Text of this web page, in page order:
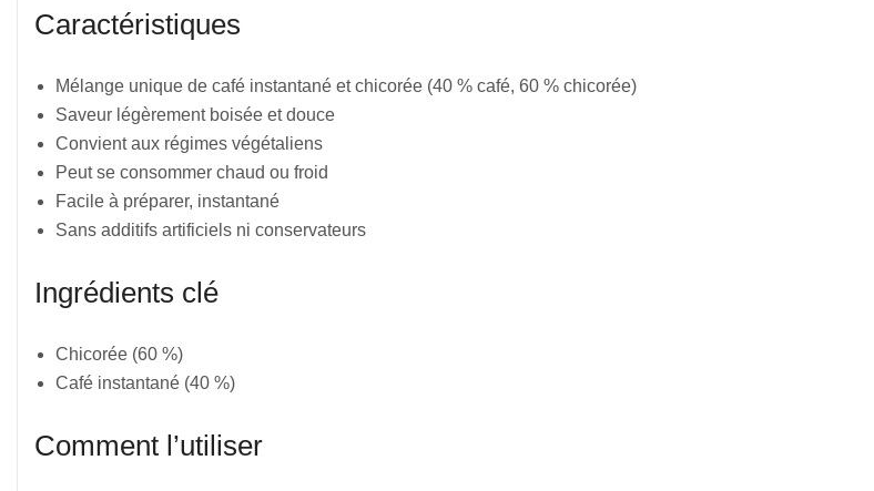
Caractéristiques
Mélange unique de café instantané et chicorée (40 % café, 60 % chicorée)
Saveur légèrement boisée et douce
Convient aux régimes végétaliens
Peut se consommer chaud ou froid
Facile à préparer, instantané
Sans additifs artificiels ni conservateurs
Ingrédients clé
Chicorée (60 %)
Café instantané (40 %)
Comment l’utiliser